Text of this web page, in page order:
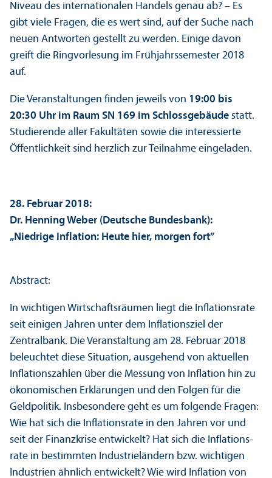
Niveau des internationalen Handels genau ab? – Es
gibt viele Fragen, die es wert sind, auf der Suche nach
neuen Antworten gestellt zu werden. Einige davon
greift die Ringvorlesung im Frühjahrssemester 2018
auf.
Die Veranstaltungen finden jeweils von 19:00 bis
20:30 Uhr im Raum SN 169 im Schlossgebäude statt.
Studierende aller Fakultäten sowie die interessierte
Öffentlichkeit sind herzlich zur Teilnahme eingeladen.
28. Februar 2018:
Dr. Henning Weber (Deutsche Bundes­bank):
„Niedrige Inflation: Heute hier, morgen fort”
Abstract:
In wichtigen Wirtschafts­räumen liegt die Inflations­rate
seit einigen Jahren unter dem Inflations­ziel der
Zentralbank. Die Veranstaltung am 28. Februar 2018
beleuchtet diese Situation, ausgehend von aktuellen
Inflations­zahlen über die Messung von Inflation hin zu
ökonomischen Erklärungen und den Folgen für die
Geldpolitik. Insbesondere geht es um folgende Fragen:
Wie hat sich die Inflations­rate in den Jahren vor und
seit der Finanz­krise entwickelt? Hat sich die Inflations­
rate in bestimmten Industrieländern bzw. wichtigen
Industrien ähnlich entwickelt? Wie wird Inflation von